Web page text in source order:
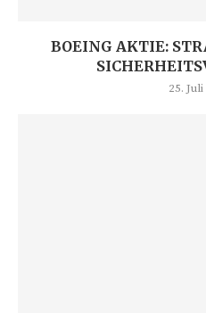
BOEING AKTIE:
25.